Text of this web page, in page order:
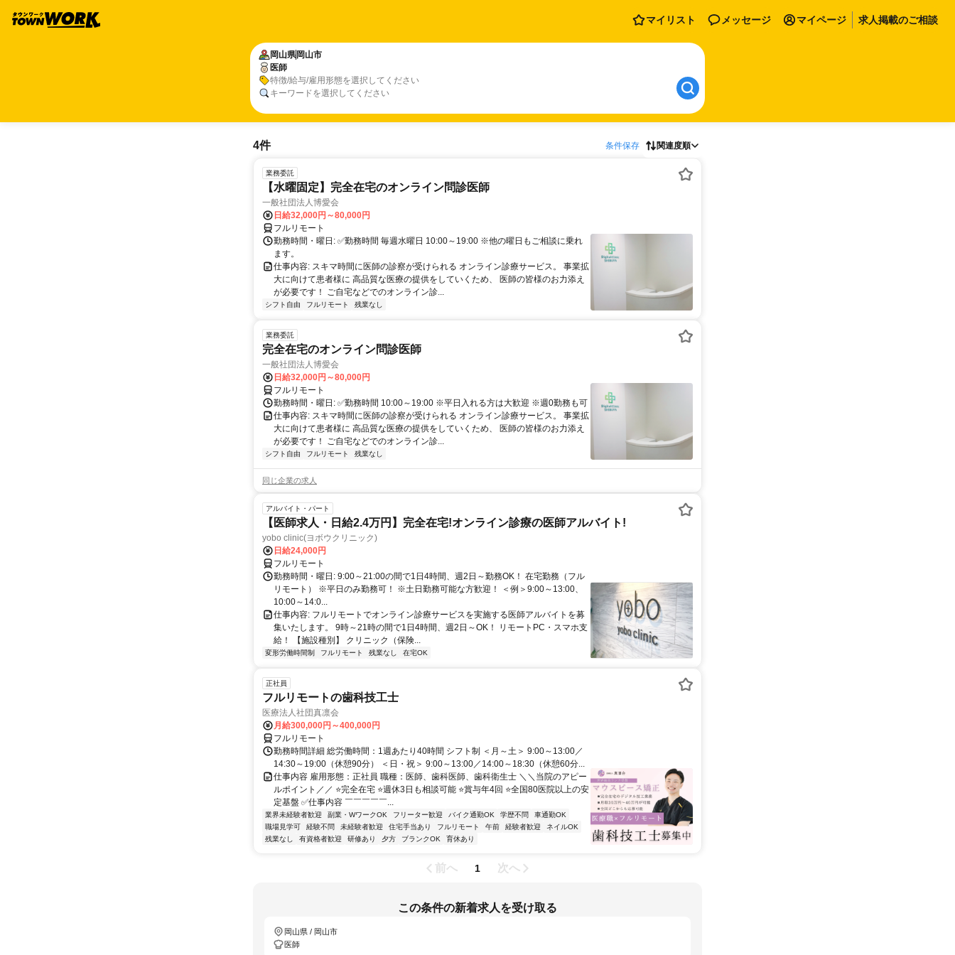
マイリスト メッセージ マイページ 求人掲載のご相談
岡山県 岡山市
医師
特徴/給与/雇用形態を選択してください
キーワードを選択してください
4件 条件保存 関連度順
業務委託
【水曜固定】完全在宅のオンライン問診医師
一般社団法人博愛会
日給32,000円～80,000円
フルリモート
勤務時間・曜日: ✅勤務時間 毎週水曜日 10:00～19:00 ※他の曜日もご相談に乗れ
ます。
仕事内容: スキマ時間に医師の診察が受けられる オンライン診療サービス。 事業拡
大に向けて患者様に 高品質な医療の提供をしていくため、 医師の皆様のお力添え
が必要です！ ご自宅などでのオンライン診...
シフト自由 フルリモート 残業なし
業務委託
完全在宅のオンライン問診医師
一般社団法人博愛会
日給32,000円～80,000円
フルリモート
勤務時間・曜日: ✅勤務時間 10:00～19:00 ※平日入れる方は大歓迎 ※週0勤務も可
仕事内容: スキマ時間に医師の診察が受けられる オンライン診療サービス。 事業拡
大に向けて患者様に 高品質な医療の提供をしていくため、 医師の皆様のお力添え
が必要です！ ご自宅などでのオンライン診...
シフト自由 フルリモート 残業なし
同じ企業の求人
アルバイト・パート
【医師求人・日給2.4万円】完全在宅!オンライン診療の医師アルバイト!
yobo clinic(ヨボウクリニック)
日給24,000円
フルリモート
勤務時間・曜日: 9:00～21:00の間で1日4時間、週2日～勤務OK！ 在宅勤務（フル
リモート） ※平日のみ勤務可！ ※土日勤務可能な方歓迎！ ＜例＞9:00～13:00、
10:00～14:0...
仕事内容: フルリモートでオンライン診療サービスを実施する医師アルバイトを募
集いたします。 9時～21時の間で1日4時間、週2日～OK！ リモートPC・スマホ支
給！ 【施設種別】 クリニック（保険...
変形労働時間制 フルリモート 残業なし 在宅OK
正社員
フルリモートの歯科技工士
医療法人社団真凛会
月給300,000円～400,000円
フルリモート
勤務時間詳細 総労働時間：1週あたり40時間 シフト制 ＜月～土＞ 9:00～13:00／
14:30～19:00（休憩90分） ＜日・祝＞ 9:00～13:00／14:00～18:30（休憩60分...
仕事内容 雇用形態：正社員 職種：医師、歯科医師、歯科衛生士 ＼＼当院のアピー
ルポイント／／ ⭐完全在宅 ⭐週休3日も相談可能 ⭐賞与年4回 ⭐全国80医院以上の安
定基盤 ✅仕事内容 ￣￣￣￣￣...
業界未経験者歓迎 副業・WワークOK フリーター歓迎 バイク通勤OK 学歴不問
車通勤OK
職場見学可
経験不問 未経験者歓迎 住宅手当あり フルリモート 午前 経験者歓迎
ネイルOK
残業なし
有資格者歓迎 研修あり 夕方 ブランクOK 育休あり
前へ 1 次へ
この条件の新着求人を受け取る
岡山県 / 岡山市
医師